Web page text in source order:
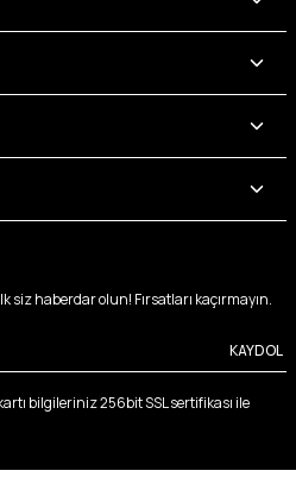
haberdar olun! Fırsatları kaçırmayın.
KAYDOL
bilgileriniz 256bit SSL sertifikası ile